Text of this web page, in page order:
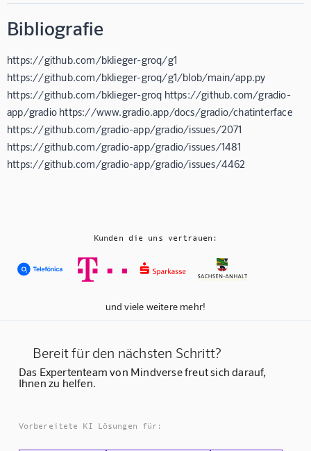
Bibliografie
https://github.com/bklieger-groq/g1
https://github.com/bklieger-groq/g1/blob/main/app.py
https://github.com/bklieger-groq https://github.com/gradio-
app/gradio https://www.gradio.app/docs/gradio/chatinterface
https://github.com/gradio-app/gradio/issues/2071
https://github.com/gradio-app/gradio/issues/1481
https://github.com/gradio-app/gradio/issues/4462
Kunden die uns vertrauen:
und viele weitere mehr!
Bereit für den nächsten Schritt?
Das Expertenteam von Mindverse freut sich darauf,
Ihnen zu helfen.
Vorbereitete KI Lösungen für: